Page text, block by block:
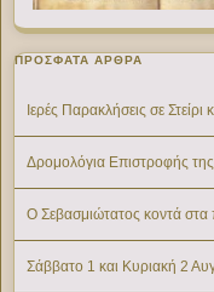
ΠΡΌΣΦΑΤΑ ΆΡΘΡΑ
Ιερές Παρακλήσεις σε Στείρι
Δρομολόγια Επιστροφής
Ο Σεβασμιώτατος κοντά στα
Σάββατο 1 και Κυριακή 2